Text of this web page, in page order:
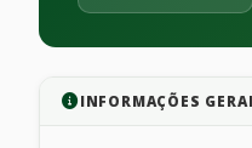
INFORMAÇÕES